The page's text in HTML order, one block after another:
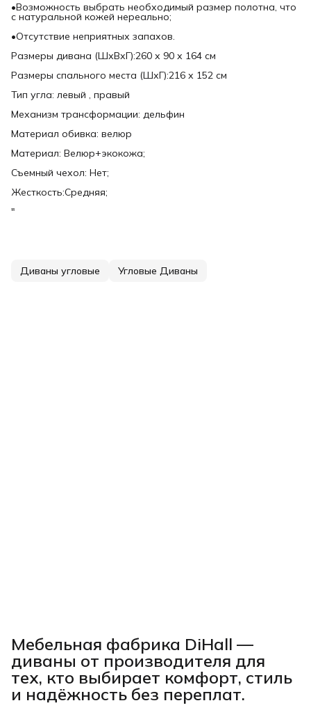
•Возможность выбрать необходимый размер полотна, что
с натуральной кожей нереально;
•Отсутствие неприятных запахов.
Размеры дивана (ШхВхГ):260 х 90 х 164 см
Размеры спального места (ШхГ):216 х 152 см
Тип угла: левый , правый
Механизм трансформации: дельфин
Материал обивка: велюр
Материал: Велюр+экокожа;
Съемный чехол: Нет;
Жесткость:Средняя;
"
Диваны угловые Угловые Диваны
Мебельная фабрика DiHall —
диваны от производителя для
тех, кто выбирает комфорт, стиль
и надёжность без переплат.